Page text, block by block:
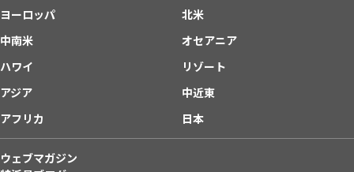
ヨーロッパ
北米
中南米
オセアニア
ハワイ
リゾート
アジア
中近東
アフリカ
日本
ウェブマガジン